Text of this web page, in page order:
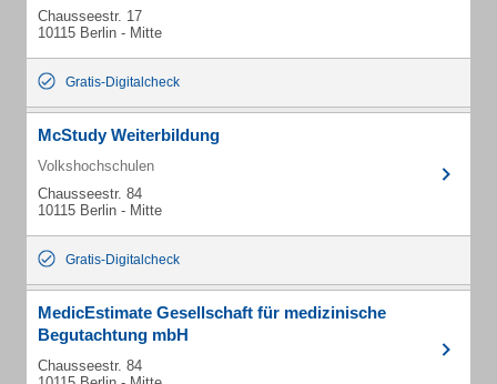
Chausseestr. 17
10115 Berlin - Mitte
Gratis-Digitalcheck
McStudy Weiterbildung
Volkshochschulen
Chausseestr. 84
10115 Berlin - Mitte
Gratis-Digitalcheck
MedicEstimate Gesellschaft für medizinische
Begutachtung mbH
Chausseestr. 84